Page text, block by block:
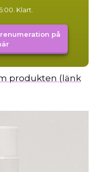
Klart.
på
produkten (länk